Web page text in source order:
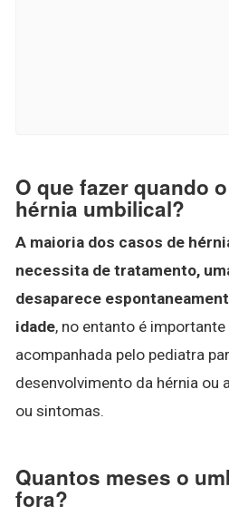
O que fazer quando
hérnia umbilical?
A maioria dos casos de
necessita de tratamento,
desaparece
idade, no entanto é
acompanhada pelo pediatra
desenvolvimento da hérnia ou
ou sintomas.
Quantos meses o
fora?